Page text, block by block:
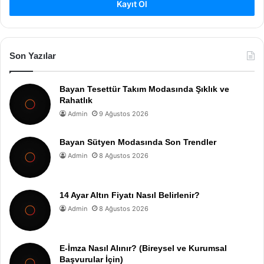
Kayıt Ol
Son Yazılar
Bayan Tesettür Takım Modasında Şıklık ve
Rahatlık
Admin 9 Ağustos 2026
Bayan Sütyen Modasında Son Trendler
Admin 8 Ağustos 2026
14 Ayar Altın Fiyatı Nasıl Belirlenir?
Admin 8 Ağustos 2026
E-İmza Nasıl Alınır? (Bireysel ve Kurumsal
Başvurular İçin)